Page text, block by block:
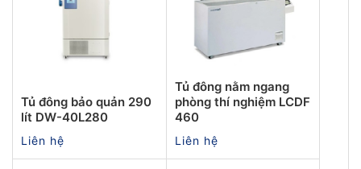
Tủ đông bảo quản 290
lít DW-40L280
Liên hệ
Tủ đông nằm ngang
phòng thí nghiệm LCDF
460
Liên hệ